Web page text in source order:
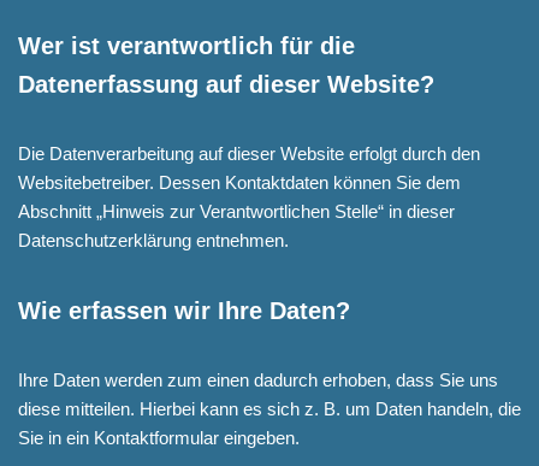
Wer ist verantwortlich für die
Datenerfassung auf dieser Website?
Die Datenverarbeitung auf dieser Website erfolgt durch den
Websitebetreiber. Dessen Kontaktdaten können Sie dem
Abschnitt „Hinweis zur Verantwortlichen Stelle“ in dieser
Datenschutzerklärung entnehmen.
Wie erfassen wir Ihre Daten?
Ihre Daten werden zum einen dadurch erhoben, dass Sie uns
diese mitteilen. Hierbei kann es sich z. B. um Daten handeln, die
Sie in ein Kontaktformular eingeben.